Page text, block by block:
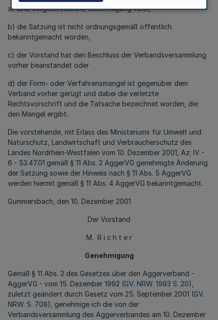
a) eine vorgeschriebene Genehmigung fehlt,
b) die Satzung ist nicht ordnungsgemäß öffentlich
bekanntgemacht worden,
c) der Vorstand hat den Beschluss der Verbandsversammlung
vorher beanstandet oder
d) der Form- oder Verfahrensmangel ist gegenüber dem
Verband vorher gerügt und dabei die verletzte
Rechtsvorschrift und die Tatsache bezeichnet worden, die
den Mangel ergibt.
Die vorstehende, mit Erlass des Ministeriums für Umwelt und
Naturschutz, Landwirtschaft und Verbraucherschutz des
Landes Nordrhein-Westfalen vom 10. Dezember 2001, Az: IV -
6 - 53.47.01 gemäß § 11 Abs. 2 AggerVG genehmigte Änderung
der Satzung sowie der Hinweis nach § 11 Abs. 5 AggerVG
werden hiermit gemäß § 11 Abs. 4 AggerVG bekanntgemacht.
Gummersbach, den 10. Dezember 2001
Der Vorstand
M. R i c h t e r
Genehmigung
Gemäß § 11 Abs. 2 des Gesetzes über den Aggerverband -
AggerVG - vom 15. Dezember 1992 (GV. NRW. 1993 S. 20),
zuletzt geändert durch Gesetz vom 25. September 2001 (GV.
NRW. S. 708), genehmige ich die von der
Verbandsversammlung des Aggerverbandes am 10. Dezember